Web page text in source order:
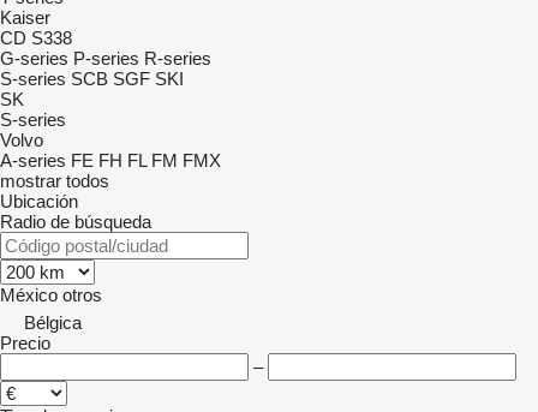
Kaiser
CD S338
G-series P-series R-series
S-series SCB SGF SKI
SK
S-series
Volvo
A-series FE FH FL FM FMX
mostrar todos
Ubicación
Radio de búsqueda
México otros
Bélgica
Precio
–